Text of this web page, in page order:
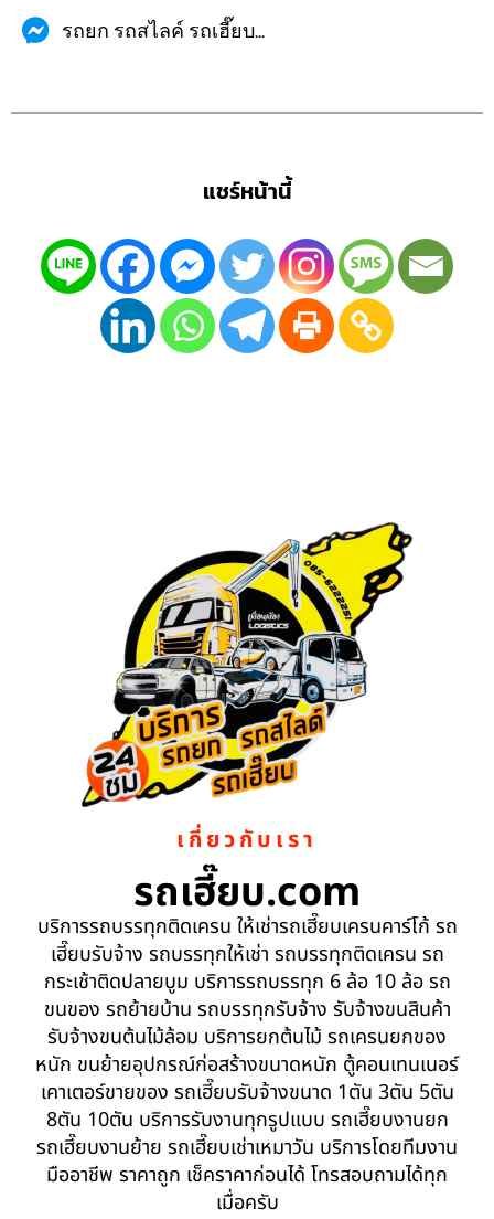
รถยก รถสไลค์ รถเฮี๊ยบ...
แชร์หน้านี้
เกี่ยวกับเรา
รถเฮี๊ยบ.com
บริการรถบรรทุกติดเครน ให้เช่ารถเฮี๊ยบเครนคาร์โก้ รถ
เฮี๊ยบรับจ้าง รถบรรทุกให้เช่า รถบรรทุกติดเครน รถ
กระเช้าติดปลายบูม บริการรถบรรทุก 6 ล้อ 10 ล้อ รถ
ขนของ รถย้ายบ้าน รถบรรทุกรับจ้าง รับจ้างขนสินค้า
รับจ้างขนต้นไม้ล้อม บริการยกต้นไม้ รถเครนยกของ
หนัก ขนย้ายอุปกรณ์ก่อสร้างขนาดหนัก ตู้คอนเทนเนอร์
เคาเตอร์ขายของ รถเฮี๊ยบรับจ้างขนาด 1ตัน 3ตัน 5ตัน
8ตัน 10ตัน บริการรับงานทุกรูปแบบ รถเฮี๊ยบงานยก
รถเฮี๊ยบงานย้าย รถเฮี๊ยบเช่าเหมาวัน บริการโดยทีมงาน
มืออาชีพ ราคาถูก เช็คราคาก่อนได้ โทรสอบถามได้ทุก
เมื่อครับ